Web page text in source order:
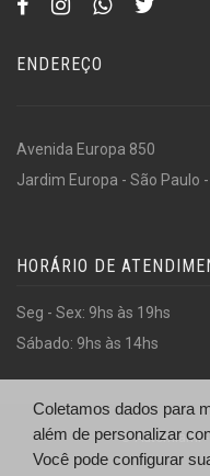
ENDEREÇO
Avenida Europa 850
Jardim Europa - São Paulo -
HORÁRIO DE
Seg - Sex: 9hs às 19hs
Sábado: 9hs às 14hs
© Automiami -
Coletamos dados para
além de personalizar
Você pode configurar